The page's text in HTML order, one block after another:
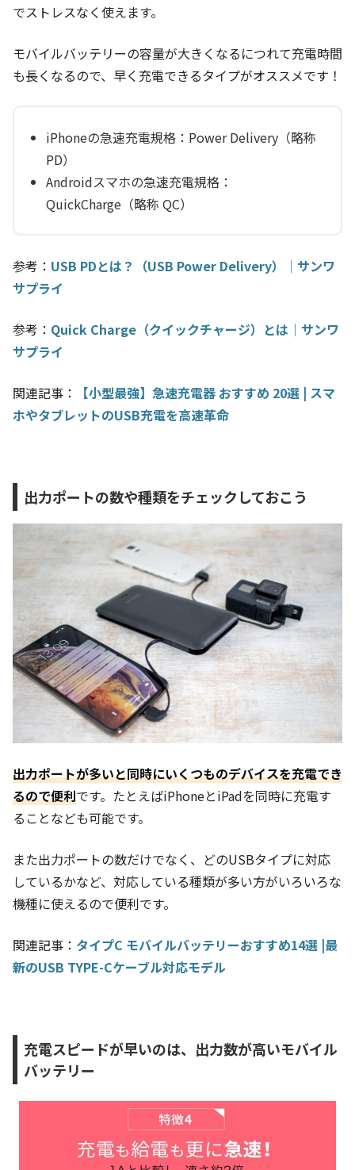
でストレスなく使えます。
モバイルバッテリーの容量が大きくなるにつれて充電時間
も長くなるので、早く充電できるタイプがオススメです！
iPhoneの急速充電規格：Power Delivery（略称
PD）
Androidスマホの急速充電規格：
QuickCharge（略称 QC）
参考： USB PDとは？（USB Power Delivery）｜サンワ
サプライ
参考： Quick Charge（クイックチャージ）とは｜サンワ
サプライ
関連記事：
【小型最強】急速充電器 おすすめ 20選 | スマ
ホやタブレットのUSB充電を高速革命
出力ポートの数や種類をチェックしておこう
出力ポートが多いと同時にいくつものデバイスを充電でき
るので便利です。たとえばiPhoneとiPadを同時に充電す
ることなども可能です。
また出力ポートの数だけでなく、どのUSBタイプに対応
しているかなど、対応している種類が多い方がいろいろな
機種に使えるので便利です。
関連記事： タイプC モバイルバッテリーおすすめ14選 |最
新のUSB TYPE-Cケーブル対応モデル
充電スピードが早いのは、出力数が高いモバイル
バッテリー